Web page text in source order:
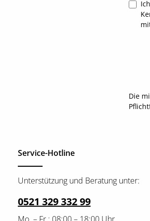
Die
Service-Hotline
Unterstützung und Beratung unter:
0521 329 332 99